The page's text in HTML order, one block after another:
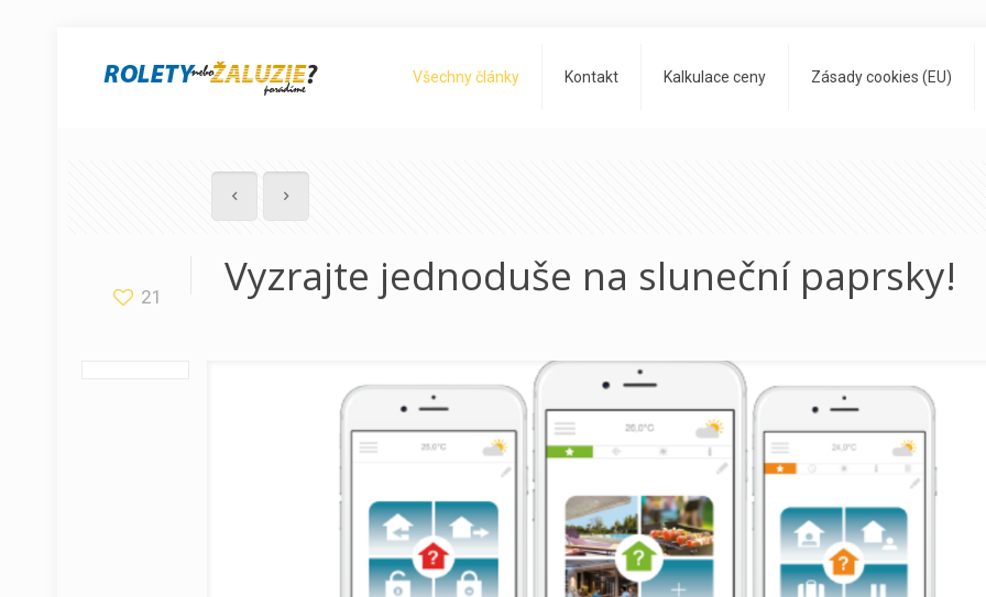
Všechny články Kontakt Kalkulace ceny Zásady cookies (EU)
21 Vyzrajte jednoduše na sluneční paprsky!